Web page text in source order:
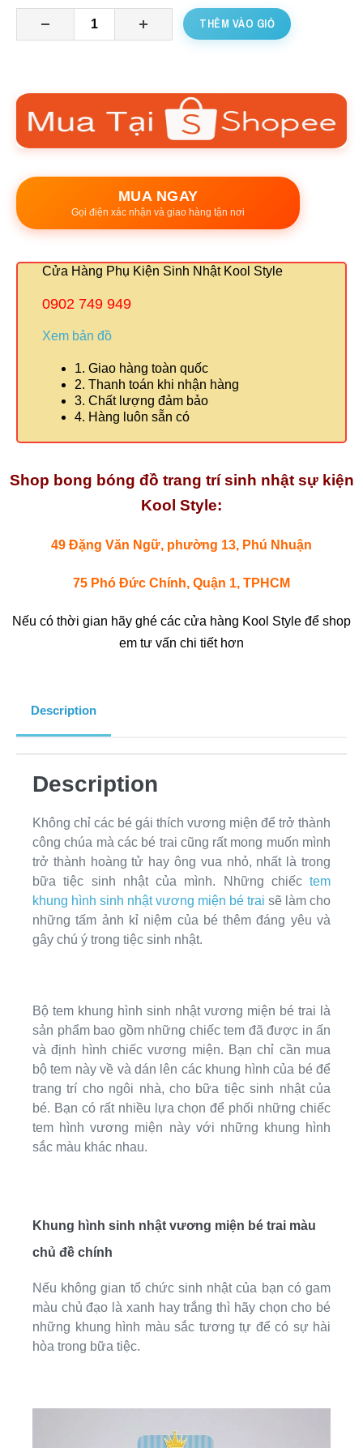
THÊM VÀO GIỎ
MUA NGAY
Gọi điện xác nhận và giao hàng tận nơi
Cửa Hàng Phụ Kiện Sinh Nhật Kool Style
0902 749 949
Xem bản đồ
1. Giao hàng toàn quốc
2. Thanh toán khi nhận hàng
3. Chất lượng đảm bảo
4. Hàng luôn sẵn có
Shop bong bóng đồ trang trí sinh nhật sự kiện
Kool Style:
49 Đặng Văn Ngữ, phường 13, Phú Nhuận
75 Phó Đức Chính, Quận 1, TPHCM
Nếu có thời gian hãy ghé các cửa hàng Kool Style để shop
em tư vấn chi tiết hơn
Description
Description
Không chỉ các bé gái thích vương miện để trở thành
công chúa mà các bé trai cũng rất mong muốn mình
trở thành hoàng tử hay ông vua nhỏ, nhất là trong
bữa tiệc sinh nhật của mình. Những chiếc tem
khung hình sinh nhật vương miện bé trai sẽ làm cho
những tấm ảnh kỉ niệm của bé thêm đáng yêu và
gây chú ý trong tiệc sinh nhật.
Bộ tem khung hình sinh nhật vương miện bé trai là
sản phẩm bao gồm những chiếc tem đã được in ấn
và định hình chiếc vương miện. Bạn chỉ cần mua
bộ tem này về và dán lên các khung hình của bé để
trang trí cho ngôi nhà, cho bữa tiệc sinh nhật của
bé. Bạn có rất nhiều lựa chọn để phối những chiếc
tem hình vương miện này với những khung hình
sắc màu khác nhau.
Khung hình sinh nhật vương miện bé trai màu
chủ đề chính
Nếu không gian tổ chức sinh nhật của bạn có gam
màu chủ đạo là xanh hay trắng thì hãy chọn cho bé
những khung hình màu sắc tương tự để có sự hài
hòa trong bữa tiệc.